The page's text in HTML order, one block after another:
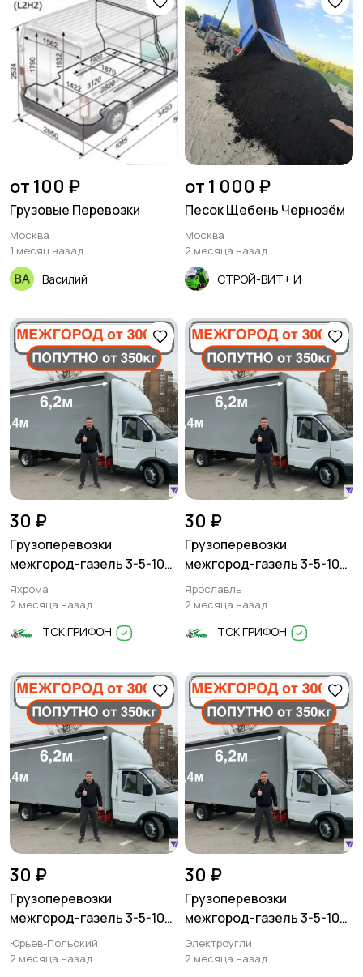
от 100 ₽
Грузовые Перевозки
Москва
1 месяц назад
Василий
от 1 000 ₽
Песок Щебень Чернозём
Москва
2 месяца назад
СТРОЙ-ВИТ+ И
30 ₽
Грузоперевозки
межгород-газель 3-5-10
тонн
Яхрома
2 месяца назад
ТСК ГРИФОН
30 ₽
Грузоперевозки
межгород-газель 3-5-10
тонн
Ярославль
2 месяца назад
ТСК ГРИФОН
30 ₽
Грузоперевозки
межгород-газель 3-5-10
тонн
Юрьев-Польский
2 месяца назад
30 ₽
Грузоперевозки
межгород-газель 3-5-10
тонн
Электроугли
2 месяца назад